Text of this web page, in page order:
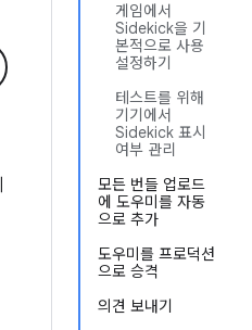
게임에서
Sidekick을 기
본적으로 사용
설정하기
테스트를 위해
기기에서
Sidekick 표시
여부 관리
모든 번들 업로드
에 도우미를 자동
으로 추가
도우미를 프로덕션
으로 승격
의견 보내기